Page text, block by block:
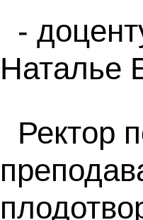
-
Наталье
Ректор